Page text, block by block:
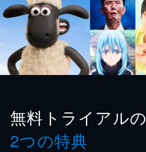
無料トライアルの
2つの特典